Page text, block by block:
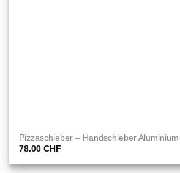
Pizzaschieber – Handschieber Aluminium
78.00CHF